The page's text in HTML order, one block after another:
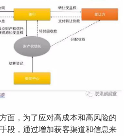
面，为了应对高成本和高风险的
段，通过增加获客渠道和信息来